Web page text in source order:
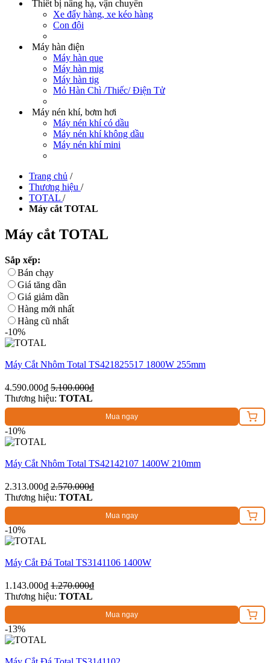
Thiết bị nâng hạ, vận chuyển
Xe đẩy hàng, xe kéo hàng
Con đội
Máy hàn điện
Máy hàn que
Máy hàn mig
Máy hàn tig
Mỏ Hàn Chì /Thiếc/ Điện Tử
Máy nén khí, bơm hơi
Máy nén khí có dầu
Máy nén khí không dầu
Máy nén khí mini
Trang chủ /
Thương hiệu /
TOTAL /
Máy cắt TOTAL
Máy cắt TOTAL
Sắp xếp:
Bán chạy
Giá tăng dần
Giá giảm dần
Hàng mới nhất
Hàng cũ nhất
-10%
Máy Cắt Nhôm Total TS421825517 1800W 255mm
4.590.000₫ 5.100.000₫
Thương hiệu: TOTAL
Mua ngay
-10%
Máy Cắt Nhôm Total TS42142107 1400W 210mm
2.313.000₫ 2.570.000₫
Thương hiệu: TOTAL
Mua ngay
-10%
Máy Cắt Đá Total TS3141106 1400W
1.143.000₫ 1.270.000₫
Thương hiệu: TOTAL
Mua ngay
-13%